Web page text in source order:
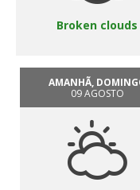
Broken clouds
AMANHÃ,
09 AGOSTO